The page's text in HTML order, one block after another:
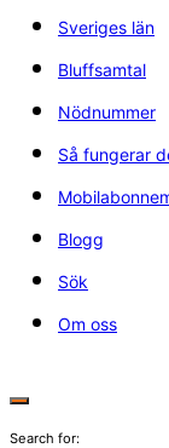
Sveriges län
Bluffsamtal
Nödnummer
Så fungerar
Blogg
Sök
Om oss
Search for: